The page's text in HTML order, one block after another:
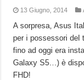
13 Giugno, 2014
A sorpresa, Asus
per i possessori del
fino ad oggi era
Galaxy S5…) è
FHD!